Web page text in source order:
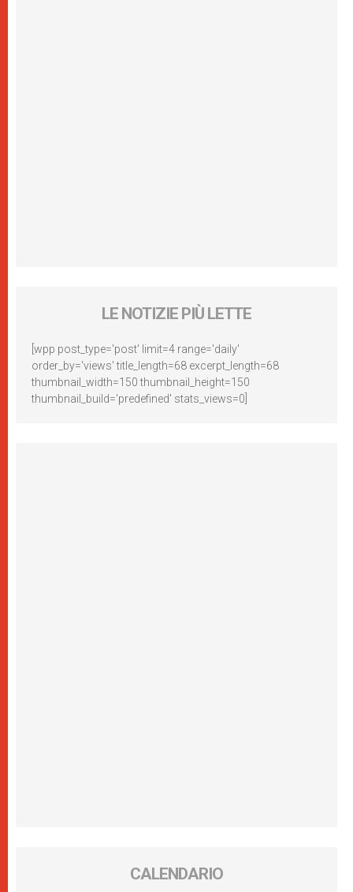
LE NOTIZIE PIÙ LETTE
[wpp post_type='post' limit=4 range='daily'
order_by='views' title_length=68 excerpt_length=68
thumbnail_width=150 thumbnail_height=150
thumbnail_build='predefined' stats_views=0]
CALENDARIO